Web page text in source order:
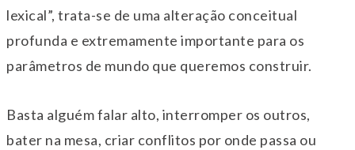
lexical”, trata-se de uma alteração conceitual
profunda e extremamente importante para os
parâmetros de mundo que queremos construir.
Basta alguém falar alto, interromper os outros,
bater na mesa, criar conflitos por onde passa ou